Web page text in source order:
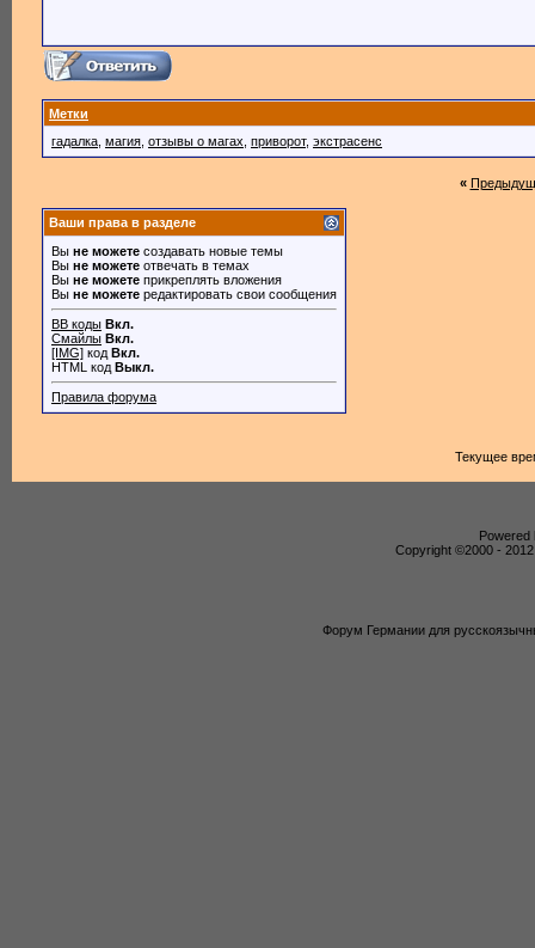
Метки
гадалка магия отзывы о магах приворот, экстрасенс
«
Ваши права в разделе
Вы не можете создавать новые темы
Вы не можете отвечать в темах
Вы не можете прикреплять вложения
Вы не можете редактировать свои сообщения
BB коды Вкл.
Смайлы Вкл.
[IMG] код Вкл.
HTML код Выкл.
Правила форума
Текущее
Powered
Copyright ©2000 -
Форум Германии для